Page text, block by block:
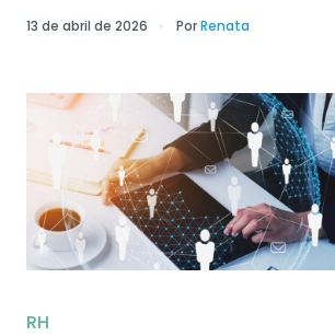
13 de abril de 2026 PorRenata
RH